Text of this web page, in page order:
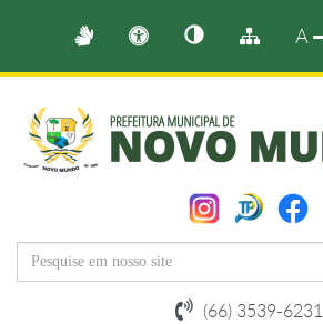
A
(66) 3539-6231